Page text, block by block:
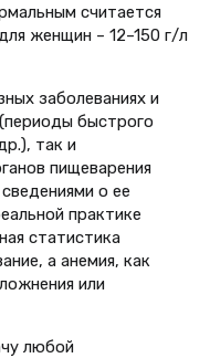
считается
женщин – 12–150 г/л
заболеваниях и
быстрого
так и
пищеварения
о ее
практике
статистика
а анемия, как
или
любой